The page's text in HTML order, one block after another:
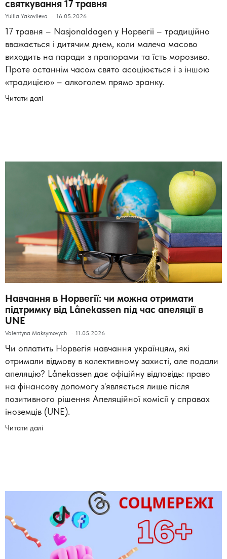
святкування 17 травня
Yuliia Yakovlieva 16.05.2026
17 травня – Nasjonaldagen у Норвегії – традиційно
вважається і дитячим днем, коли малеча масово
виходить на паради з прапорами та їсть морозиво.
Проте останнім часом свято асоціюється і з іншою
«традицією» – алкоголем прямо зранку.
Читати далі
Навчання в Норвегії: чи можна отримати
підтримку від Lånekassen під час апеляції в
UNE
Valentyna Maksymovych 11.05.2026
Чи оплатить Норвегія навчання українцям, які
отримали відмову в колективному захисті, але подали
апеляцію? Lånekassen дає офіційну відповідь: право
на фінансову допомогу з'являється лише після
позитивного рішення Апеляційної комісії у справах
іноземців (UNE).
Читати далі